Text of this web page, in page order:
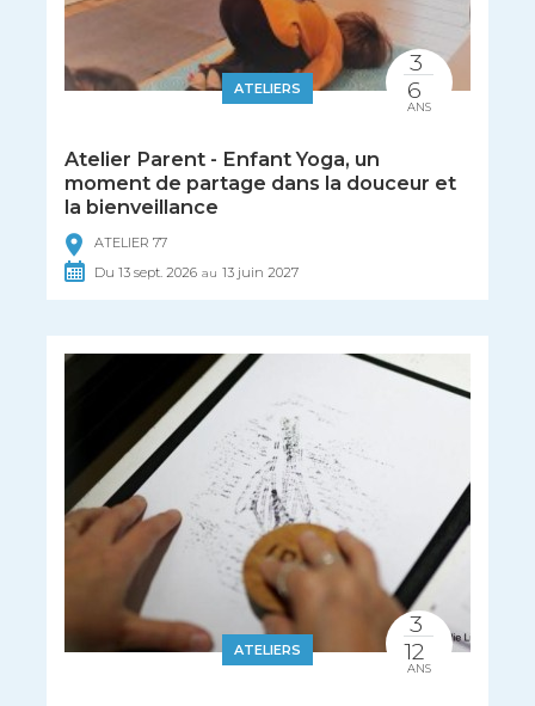
ATELIERS
Atelier Parent - Enfant Yoga, un
moment de partage dans la douceur et
la bienveillance
ATELIER 77
Du13sept. 2026 au 13 juin 2027
3
6
ANS
ATELIERS
3
12
ANS